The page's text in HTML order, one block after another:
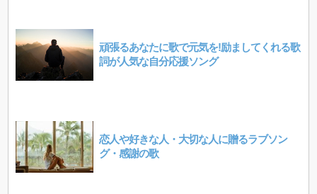
頑張るあなたに歌で元気を!励ましてくれる歌
詞が人気な自分応援ソング
恋人や好きな人・大切な人に贈るラブソン
グ・感謝の歌